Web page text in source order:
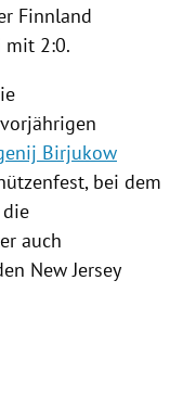
Finnland
mit 2:0.
Birjukow
bei dem
auch
New Jersey